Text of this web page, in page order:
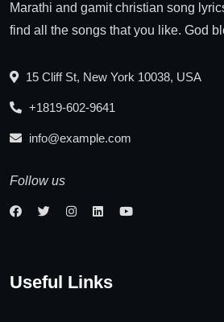
Marathi and gamit christian song
find all the songs that you like. God
15 Cliff St, New York 10038, USA
+1819-602-9641
info@example.com
Follow us
Useful Links